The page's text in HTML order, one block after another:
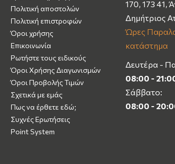
Πολιτική αποστολών
Πολιτική επιστροφών
Όροι χρήσης
Επικοινωνία
Ρωτήστε τους ειδικούς
Όροι Χρήσης Διαγωνισμών
Όροι Προβολής Τιμών
Σχετικά με εμάς
Πως να έρθετε εδώ;
Συχνές Ερωτήσεις
Point System
170, 173 41,
Δημήτριος
Ώρες
κατάστημα
Δευτέρα -
08:00 -
Σάββατο:
08:00 -